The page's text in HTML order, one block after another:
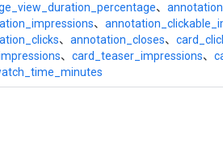
、
、
、 annotation_closes、
、 card_teaser_impressions、